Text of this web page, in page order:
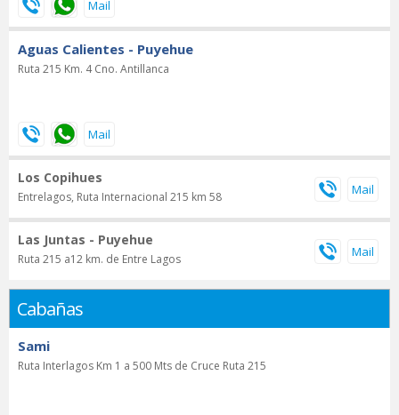
Aguas Calientes - Puyehue
Ruta 215 Km. 4 Cno. Antillanca
Los Copihues
Entrelagos, Ruta Internacional 215 km 58
Las Juntas - Puyehue
Ruta 215 a12 km. de Entre Lagos
Cabañas
Sami
Ruta Interlagos Km 1 a 500 Mts de Cruce Ruta 215